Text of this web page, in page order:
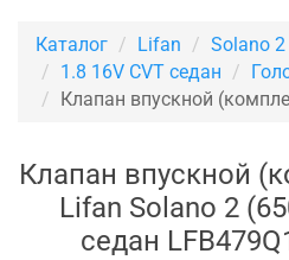
Каталог Lifan
Solano
1.8 16V CVT седан
Клапан впускной
Клапан впускной
Lifan Solano 2
седан